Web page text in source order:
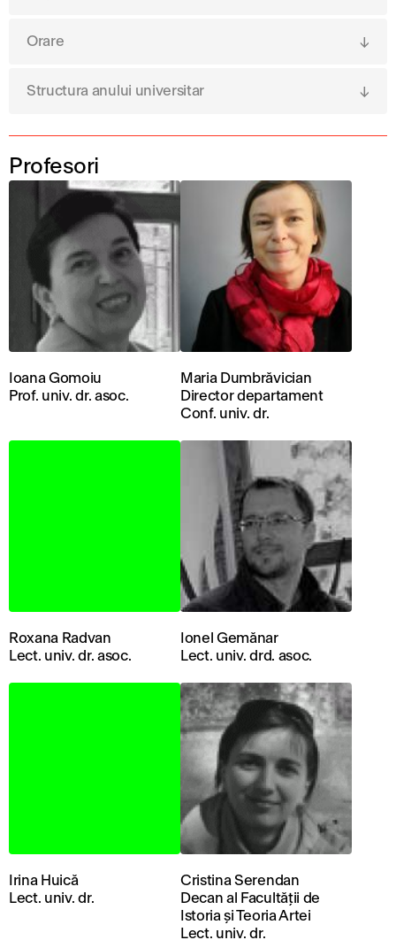
Orare
Structura anului universitar
Profesori
Ioana Gomoiu
Prof. univ. dr. asoc.
Maria Dumbrăvician
Director departament
Conf. univ. dr.
Roxana Radvan
Lect. univ. dr. asoc.
Ionel Gemănar
Lect. univ. drd. asoc.
Irina Huică
Lect. univ. dr.
Cristina Serendan
Decan al Facultății de
Istoria și Teoria Artei
Lect. univ. dr.